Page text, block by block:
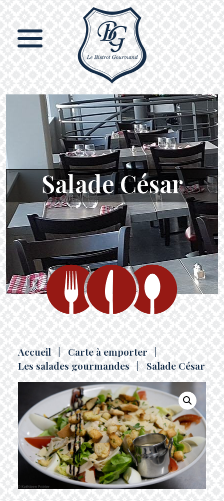
Salade César
Accueil | Carte à emporter
|
Les salades gourmandes
| Salade César